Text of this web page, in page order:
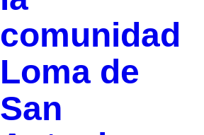
comunidad
Loma de
San